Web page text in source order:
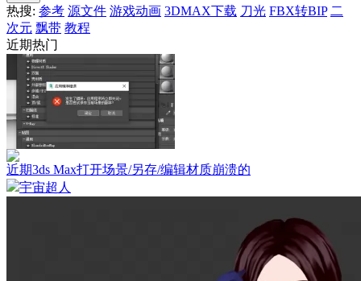
热搜: 参考 源文件 游戏动画 3DMAX下载 刀光 FBX转BIP 二
次元 飘带 教程
近期热门
近期3ds Max打开场景/另存/编辑材质崩溃的
宇宙超人